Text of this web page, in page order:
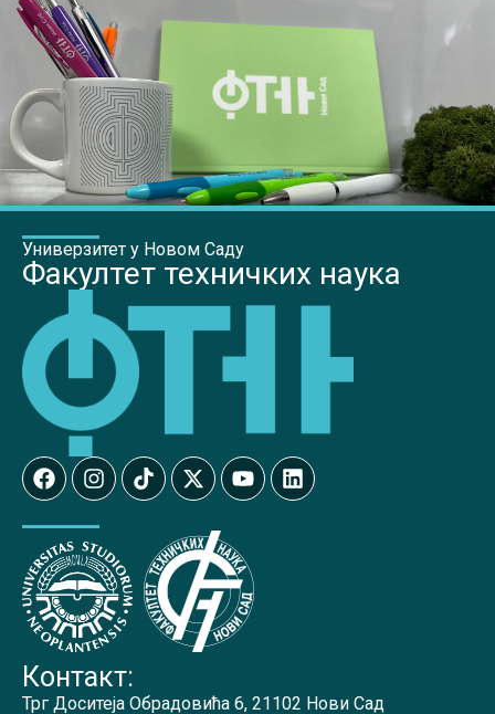
Универзитет у Новом Саду
Факултет техничких наука
Контакт:
Трг Доситеја Обрадовића 6, 21102 Нови Сад